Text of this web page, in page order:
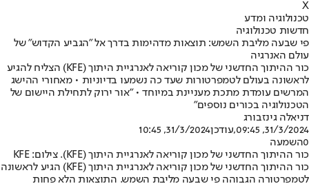
X
טכנולוגיה ומדע
חדשות טכנולוגיה
פי שבעה מליבת השמש: תוצאות מדהימות בדרך אל "הגביע הקדוש" של
עולם האנרגיה
כור ההיתוך החדשני של מכון קוריאה לאנרגיית היתוך (KFE) הצליח להגיע
לראשונה בעולם לטמפרטורות שעד כה נשמעו בדיוניות • מאחורי ההישג
המרשים עומדת מתכת מעניינת במיוחד • "אור ירוק לתחילת היישום של
הטכנולוגיה בכורים נוספים"
דניאלה גינזבורג
31/3/2024, 09:45
,עודכן31/3/2024, 10:45
0השמעה
כור ההיתוך החדשני של מכון קוריאה לאנרגיית היתוך (KFE). צילום: KFE
כור ההיתוך החדשני של מכון קוריאה לאנרגיית היתוך (KFE) הגיע לראשונה
לטמפרטורה הגבוהה פי שבעה מליבת השמש. התוצאות הלא פחות